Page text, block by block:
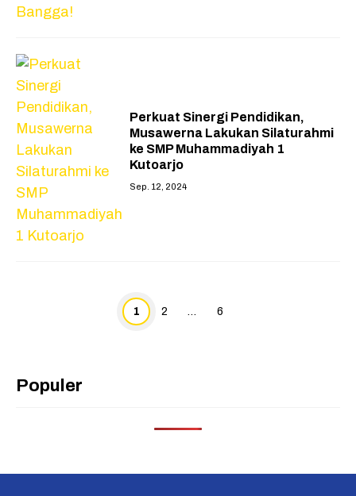
Perkuat Sinergi Pendidikan,
Musawerna Lakukan Silaturahmi
ke SMP Muhammadiyah 1
Kutoarjo
Sep. 12, 2024
Page
1 Page
2 … Page
6
Populer